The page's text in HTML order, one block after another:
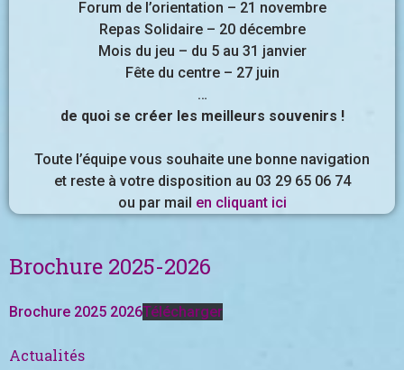
Forum de l’orientation – 21 novembre
Repas Solidaire – 20 décembre
Mois du jeu – du 5 au 31 janvier
Fête du centre – 27 juin
…
de quoi se créer les meilleurs souvenirs !
Toute l’équipe vous souhaite une bonne navigation
et reste à votre disposition au 03 29 65 06 74
ou par mail en cliquant ici
Brochure 2025-2026
Brochure 2025 2026Télécharger
Actualités